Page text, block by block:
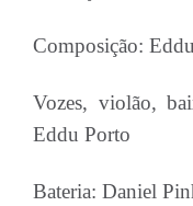
Composição:
Vozes, violão,
Eddu Porto
Bateria: Daniel